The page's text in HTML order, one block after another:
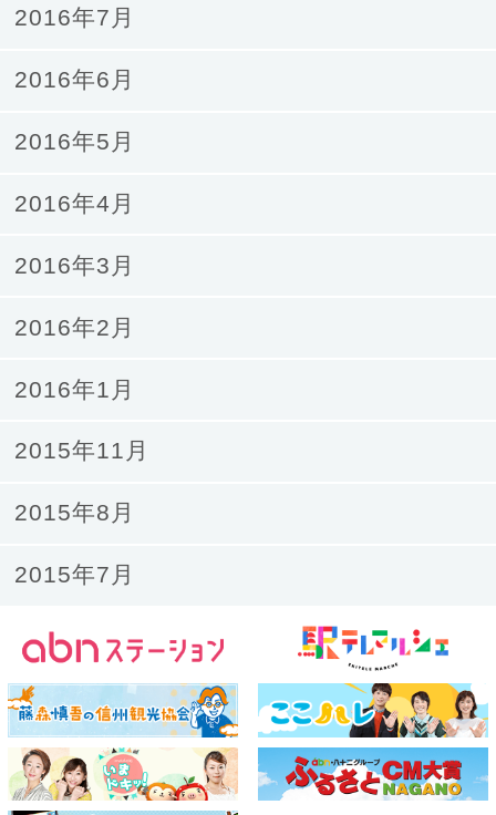
2016年7月
2016年6月
2016年5月
2016年4月
2016年3月
2016年2月
2016年1月
2015年11月
2015年8月
2015年7月